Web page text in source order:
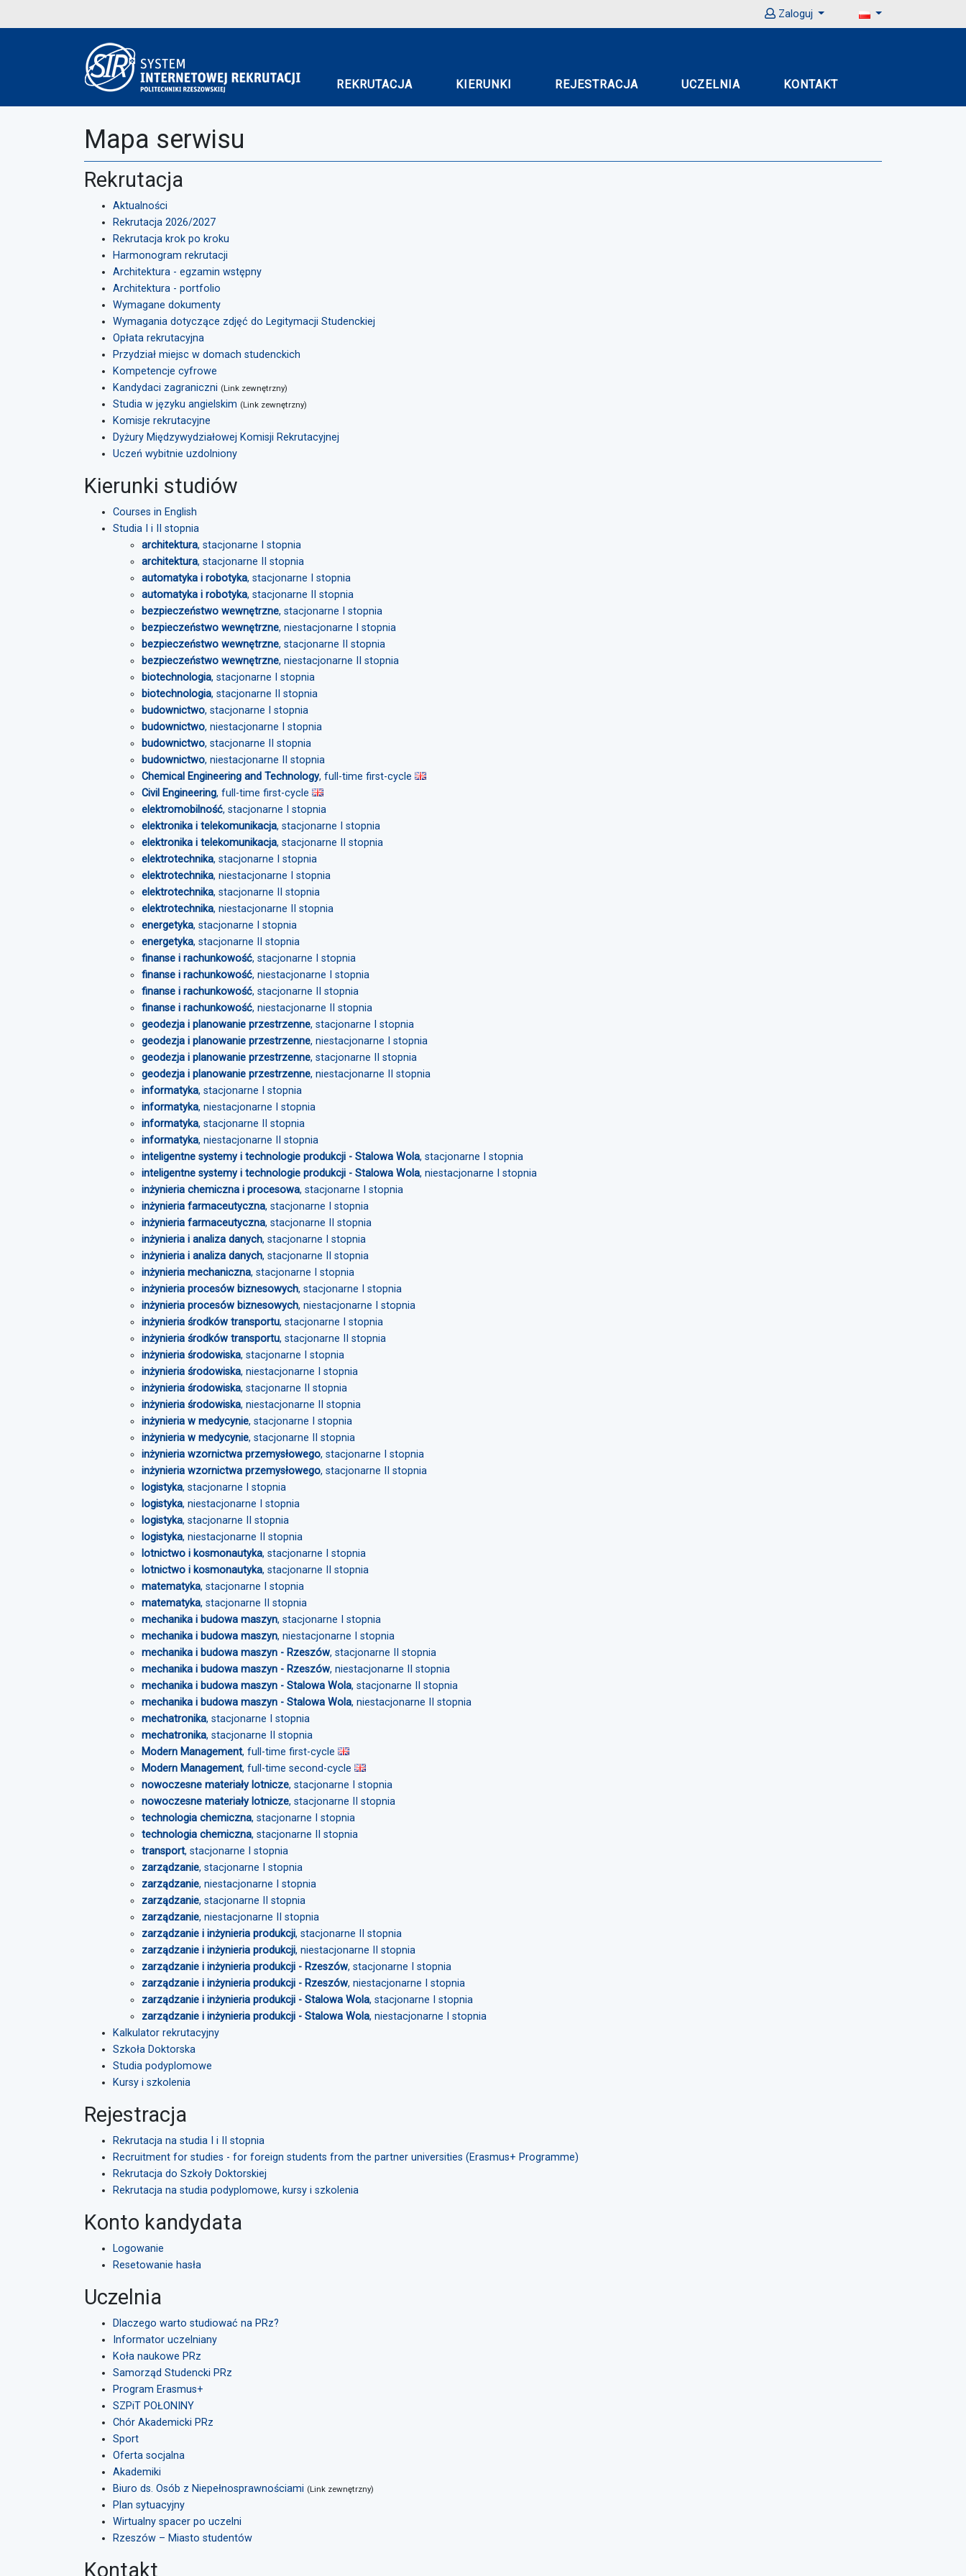
Zaloguj
REKRUTACJA KIERUNKI REJESTRACJA UCZELNIA KONTAKT
Mapa serwisu
Rekrutacja
Aktualności
Rekrutacja 2026/2027
Rekrutacja krok po kroku
Harmonogram rekrutacji
Architektura - egzamin wstępny
Architektura - portfolio
Wymagane dokumenty
Wymagania dotyczące zdjęć do Legitymacji Studenckiej
Opłata rekrutacyjna
Przydział miejsc w domach studenckich
Kompetencje cyfrowe
Kandydaci zagraniczni (Link zewnętrzny)
Studia w języku angielskim (Link zewnętrzny)
Komisje rekrutacyjne
Dyżury Międzywydziałowej Komisji Rekrutacyjnej
Uczeń wybitnie uzdolniony
Kierunki studiów
Courses in English
Studia I i II stopnia
architektura, stacjonarne I stopnia
architektura, stacjonarne II stopnia
automatyka i robotyka, stacjonarne I stopnia
automatyka i robotyka, stacjonarne II stopnia
bezpieczeństwo wewnętrzne, stacjonarne I stopnia
bezpieczeństwo wewnętrzne, niestacjonarne I stopnia
bezpieczeństwo wewnętrzne, stacjonarne II stopnia
bezpieczeństwo wewnętrzne, niestacjonarne II stopnia
biotechnologia, stacjonarne I stopnia
biotechnologia, stacjonarne II stopnia
budownictwo, stacjonarne I stopnia
budownictwo, niestacjonarne I stopnia
budownictwo, stacjonarne II stopnia
budownictwo, niestacjonarne II stopnia
Chemical Engineering and Technology, full-time first-cycle
Civil Engineering, full-time first-cycle
elektromobilność, stacjonarne I stopnia
elektronika i telekomunikacja, stacjonarne I stopnia
elektronika i telekomunikacja, stacjonarne II stopnia
elektrotechnika, stacjonarne I stopnia
elektrotechnika, niestacjonarne I stopnia
elektrotechnika, stacjonarne II stopnia
elektrotechnika, niestacjonarne II stopnia
energetyka, stacjonarne I stopnia
energetyka, stacjonarne II stopnia
finanse i rachunkowość, stacjonarne I stopnia
finanse i rachunkowość, niestacjonarne I stopnia
finanse i rachunkowość, stacjonarne II stopnia
finanse i rachunkowość, niestacjonarne II stopnia
geodezja i planowanie przestrzenne, stacjonarne I stopnia
geodezja i planowanie przestrzenne, niestacjonarne I stopnia
geodezja i planowanie przestrzenne, stacjonarne II stopnia
geodezja i planowanie przestrzenne, niestacjonarne II stopnia
informatyka, stacjonarne I stopnia
informatyka, niestacjonarne I stopnia
informatyka, stacjonarne II stopnia
informatyka, niestacjonarne II stopnia
inteligentne systemy i technologie produkcji - Stalowa Wola, stacjonarne I stopnia
inteligentne systemy i technologie produkcji - Stalowa Wola, niestacjonarne I stopnia
inżynieria chemiczna i procesowa, stacjonarne I stopnia
inżynieria farmaceutyczna, stacjonarne I stopnia
inżynieria farmaceutyczna, stacjonarne II stopnia
inżynieria i analiza danych, stacjonarne I stopnia
inżynieria i analiza danych, stacjonarne II stopnia
inżynieria mechaniczna, stacjonarne I stopnia
inżynieria procesów biznesowych, stacjonarne I stopnia
inżynieria procesów biznesowych, niestacjonarne I stopnia
inżynieria środków transportu, stacjonarne I stopnia
inżynieria środków transportu, stacjonarne II stopnia
inżynieria środowiska, stacjonarne I stopnia
inżynieria środowiska, niestacjonarne I stopnia
inżynieria środowiska, stacjonarne II stopnia
inżynieria środowiska, niestacjonarne II stopnia
inżynieria w medycynie, stacjonarne I stopnia
inżynieria w medycynie, stacjonarne II stopnia
inżynieria wzornictwa przemysłowego, stacjonarne I stopnia
inżynieria wzornictwa przemysłowego, stacjonarne II stopnia
logistyka, stacjonarne I stopnia
logistyka, niestacjonarne I stopnia
logistyka, stacjonarne II stopnia
logistyka, niestacjonarne II stopnia
lotnictwo i kosmonautyka, stacjonarne I stopnia
lotnictwo i kosmonautyka, stacjonarne II stopnia
matematyka, stacjonarne I stopnia
matematyka, stacjonarne II stopnia
mechanika i budowa maszyn, stacjonarne I stopnia
mechanika i budowa maszyn, niestacjonarne I stopnia
mechanika i budowa maszyn - Rzeszów, stacjonarne II stopnia
mechanika i budowa maszyn - Rzeszów, niestacjonarne II stopnia
mechanika i budowa maszyn - Stalowa Wola, stacjonarne II stopnia
mechanika i budowa maszyn - Stalowa Wola, niestacjonarne II stopnia
mechatronika, stacjonarne I stopnia
mechatronika, stacjonarne II stopnia
Modern Management, full-time first-cycle
Modern Management, full-time second-cycle
nowoczesne materiały lotnicze, stacjonarne I stopnia
nowoczesne materiały lotnicze, stacjonarne II stopnia
technologia chemiczna, stacjonarne I stopnia
technologia chemiczna, stacjonarne II stopnia
transport, stacjonarne I stopnia
zarządzanie, stacjonarne I stopnia
zarządzanie, niestacjonarne I stopnia
zarządzanie, stacjonarne II stopnia
zarządzanie, niestacjonarne II stopnia
zarządzanie i inżynieria produkcji, stacjonarne II stopnia
zarządzanie i inżynieria produkcji, niestacjonarne II stopnia
zarządzanie i inżynieria produkcji - Rzeszów, stacjonarne I stopnia
zarządzanie i inżynieria produkcji - Rzeszów, niestacjonarne I stopnia
zarządzanie i inżynieria produkcji - Stalowa Wola, stacjonarne I stopnia
zarządzanie i inżynieria produkcji - Stalowa Wola, niestacjonarne I stopnia
Kalkulator rekrutacyjny
Szkoła Doktorska
Studia podyplomowe
Kursy i szkolenia
Rejestracja
Rekrutacja na studia I i II stopnia
Recruitment for studies - for foreign students from the partner universities (Erasmus+ Programme)
Rekrutacja do Szkoły Doktorskiej
Rekrutacja na studia podyplomowe, kursy i szkolenia
Konto kandydata
Logowanie
Resetowanie hasła
Uczelnia
Dlaczego warto studiować na PRz?
Informator uczelniany
Koła naukowe PRz
Samorząd Studencki PRz
Program Erasmus+
SZPiT POŁONINY
Chór Akademicki PRz
Sport
Oferta socjalna
Akademiki
Biuro ds. Osób z Niepełnosprawnościami (Link zewnętrzny)
Plan sytuacyjny
Wirtualny spacer po uczelni
Rzeszów – Miasto studentów
Kontakt